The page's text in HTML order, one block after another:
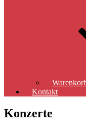
Kontakt
Konzerte